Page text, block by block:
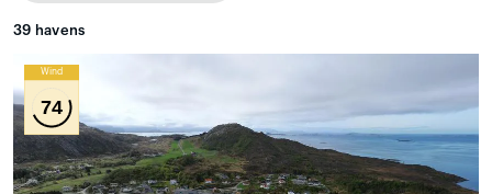
39 havens
Wind
74